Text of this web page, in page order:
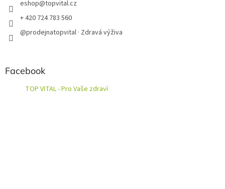
eshop@topvital.cz
+ 420 724 783 560
@prodejnatopvital · Zdravá výživa
Facebook
TOP VITAL - Pro Vaše zdraví